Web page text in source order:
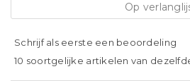
Op
Schrijf als eerste een beoordeling
10 soortgelijke artikelen van